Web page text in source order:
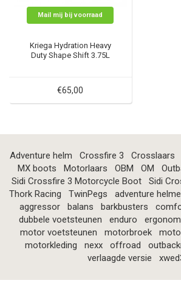
Mail mij bij voorraad
Kriega Hydration Heavy
Duty Shape Shift 3.75L
€65,00
Adventure helm Crossfire 3 Crosslaars
MX boots
Motorlaars OBM OM
Sidi Crossfire 3 Motorcycle Boot
Sidi
Thork Racing
TwinPegs adventure
aggressor
balans barkbusters
dubbele voetsteunen
enduro
motor voetsteunen
motorbroek
motorkleding
nexx offroad
verlaagde versie